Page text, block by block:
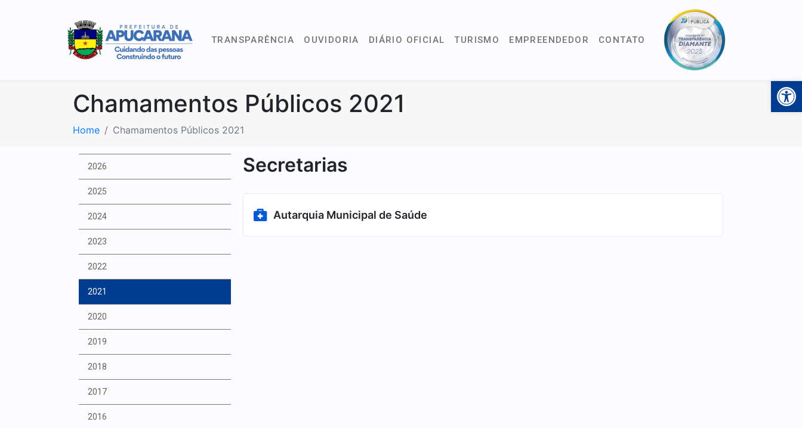
TRANSPARÊNCIA OUVIDORIA DIÁRIO OFICIAL TURISMO EMPREENDEDOR CONTATO
Chamamentos Públicos 2021
Home Chamamentos Públicos 2021
2026
2025
2024
2023
2022
2021
2020
2019
2018
2017
2016
Secretarias
Autarquia Municipal de Saúde